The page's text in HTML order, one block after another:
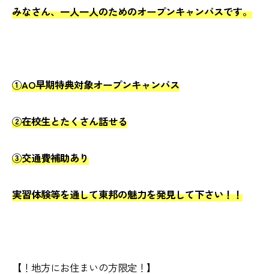
みなさん、一人一人のためのオープンキャンパスです。
①AO早期特典対象オープンキャンパス
②在校生とたくさん話せる
③交通費補助あり
実習体験等を通して東邦の魅力を発見して下さい！！
【！地方にお住まいの方限定！】